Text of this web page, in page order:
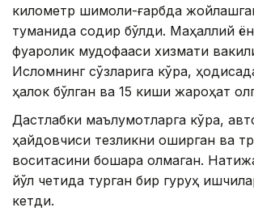
километр шимоли-ғарбда
туманида содир бўлди. Маҳаллий
фуқаролик мудофааси хизмати
Исломнинг сўзларига кўра,
ҳалок бўлган ва 15 киши жароҳат
Дастлабки маълумотларга кўра,
ҳайдовчиси тезликни оширган ва
воситасини бошқара олмаган.
йўл четида турган бир гуруҳ
кетди.